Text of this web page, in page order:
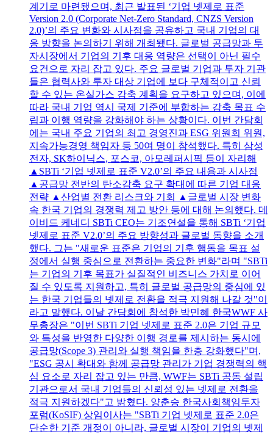
계기로 마련됐으며, 최근 발표된 ‘기업 넷제로 표준
Version 2.0 (Corporate Net-Zero Standard, CNZS Version
2.0)’의 주요 변화와 시사점을 공유하고 국내 기업의 대
응 방향을 논의하기 위해 개최됐다. 글로벌 공급망과 투
자시장에서 기업의 기후 대응 역량은 선택이 아닌 필수
요건으로 자리 잡고 있다. 주요 글로벌 기업과 투자 기관
들은 협력사와 투자 대상 기업에 보다 구체적이고 신뢰
할 수 있는 온실가스 감축 계획을 요구하고 있으며, 이에
따라 국내 기업 역시 국제 기준에 부합하는 감축 목표 수
립과 이행 역량을 강화해야 하는 상황이다. 이번 간담회
에는 국내 주요 기업의 최고 경영진과 ESG 위원회 위원,
지속가능경영 책임자 등 50여 명이 참석했다. 특히 삼성
전자, SK하이닉스, 포스코, 아모레퍼시픽 등이 자리해
▲SBTi ‘기업 넷제로 표준 V2.0’의 주요 내용과 시사점
▲공급망 전반의 탄소감축 요구 확대에 따른 기업 대응
전략 ▲산업별 전환 리스크와 기회 ▲글로벌 시장 변화
속 한국 기업의 경쟁력 제고 방안 등에 대해 논의했다. 데
이비드 케네디 SBTi CEO는 기조연설을 통해 SBTi ‘기업
넷제로 표준 V2.0’의 주요 방향성과 글로벌 동향을 소개
했다. 그는 "새로운 표준은 기업의 기후 행동을 목표 설
정에서 실행 중심으로 전환하는 중요한 변화"라며 "SBTi
는 기업의 기후 목표가 실질적인 비즈니스 가치로 이어
질 수 있도록 지원하고, 특히 글로벌 공급망의 중심에 있
는 한국 기업들의 넷제로 전환을 적극 지원해 나갈 것"이
라고 말했다. 이날 간담회에 참석한 박민혜 한국WWF 사
무총장은 "이번 SBTi 기업 넷제로 표준 2.0은 기업 규모
와 특성을 반영한 다양한 이행 경로를 제시하는 동시에
공급망(Scope 3) 관리와 실행 책임을 한층 강화했다"며,
"ESG 공시 확대와 함께 공급망 관리가 기업 경쟁력의 핵
심 요소로 자리 잡고 있는 만큼, WWF는 SBTi 공동 설립
기관으로서 국내 기업들의 신뢰성 있는 넷제로 전환을
적극 지원하겠다"고 밝혔다. 양춘승 한국사회책임투자
포럼(KoSIF) 상임이사는 "SBTi 기업 넷제로 표준 2.0은
단순한 기준 개정이 아니라, 글로벌 시장이 기업의 넷제